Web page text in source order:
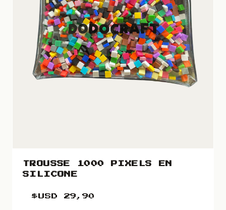
TROUSSE 1000 PIXELS EN
SILICONE
$USD29,90